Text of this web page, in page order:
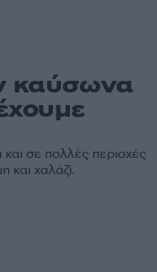
καύσωνα
σε πολλές περιοχές
και χαλάζι.